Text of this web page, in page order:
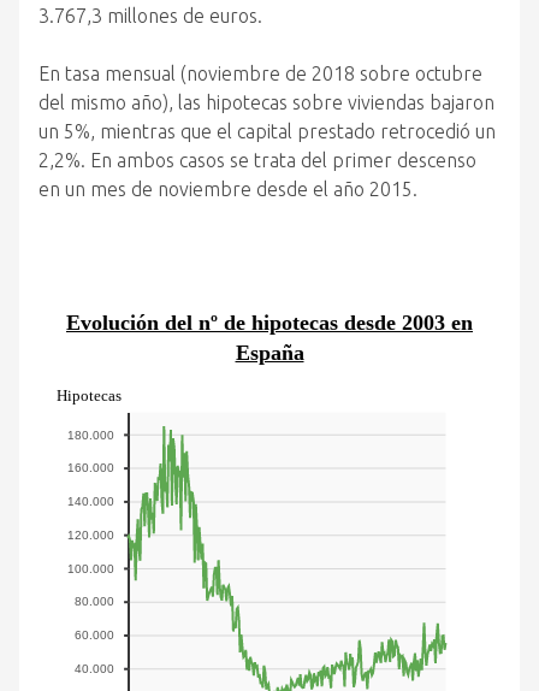
3.767,3 millones de euros.
En tasa mensual (noviembre de 2018 sobre octubre
del mismo año), las hipotecas sobre viviendas bajaron
un 5%, mientras que el capital prestado retrocedió un
2,2%. En ambos casos se trata del primer descenso
en un mes de noviembre desde el año 2015.